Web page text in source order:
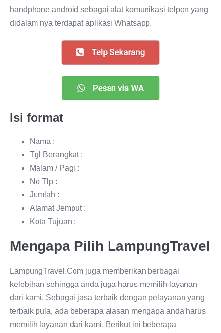
handphone android sebagai alat komunikasi telpon yang
didalam nya terdapat aplikasi Whatsapp.
Isi format
Nama :
Tgl Berangkat :
Malam / Pagi :
No Tlp :
Jumlah :
Alamat Jemput :
Kota Tujuan :
Mengapa Pilih LampungTravel
LampungTravel.Com juga memberikan berbagai
kelebihan sehingga anda juga harus memilih layanan
dari kami. Sebagai jasa terbaik dengan pelayanan yang
terbaik pula, ada beberapa alasan mengapa anda harus
memilih layanan dari kami. Berikut ini beberapa